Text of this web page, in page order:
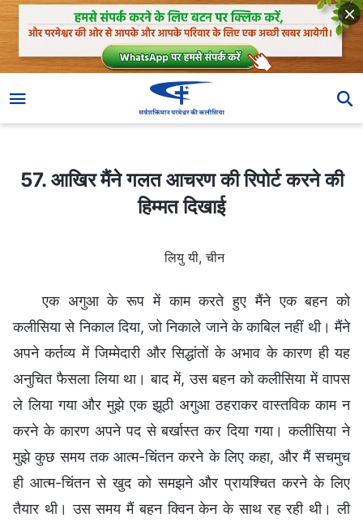
57. आखिर मैंने गलत आचरण की रिपोर्ट करने की हिम्मत दिखाई
57. आखिर मैंने गलत आचरण की रिपोर्ट करने की
हिम्मत दिखाई
लियु यी, चीन
एक अगुआ के रूप में काम करते हुए मैंने एक बहन को
कलीसिया से निकाल दिया, जो निकाले जाने के काबिल नहीं थी। मैंने
अपने कर्तव्य में जिम्मेदारी और सिद्धांतों के अभाव के कारण ही यह
अनुचित फैसला लिया था। बाद में, उस बहन को कलीसिया में वापस
ले लिया गया और मुझे एक झूठी अगुआ ठहराकर वास्तविक काम न
करने के कारण अपने पद से बर्खास्त कर दिया गया। कलीसिया ने
मुझे कुछ समय तक आत्म-चिंतन करने के लिए कहा, और मैं सचमुच
ही आत्म-चिंतन से खुद को समझने और प्रायश्चित करने के लिए
तैयार थी। उस समय मैं बहन क्विन केन के साथ रह रही थी। ली